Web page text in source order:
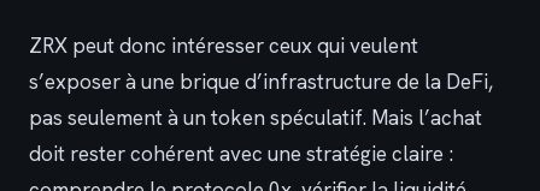
ZRX peut donc intéresser ceux qui veulent
s’exposer à une brique d’infrastructure de la DeFi,
pas seulement à un token spéculatif. Mais l’achat
doit rester cohérent avec une stratégie claire :